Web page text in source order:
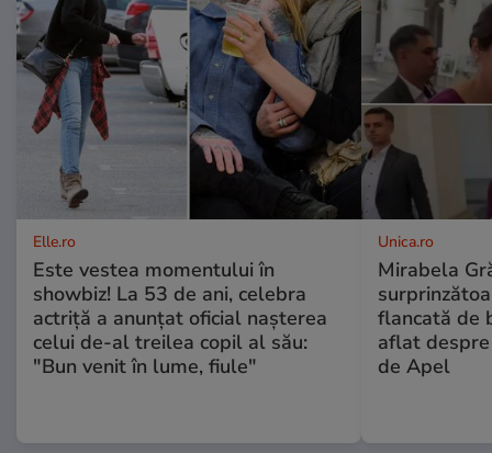
Elle.ro
Este vestea momentului în
showbiz! La 53 de ani, celebra
actriță a anunțat oficial nașterea
celui de-al treilea copil al său:
"Bun venit în lume, fiule"
Unica.ro
Mirabela
flancată de
aflat
de Apel